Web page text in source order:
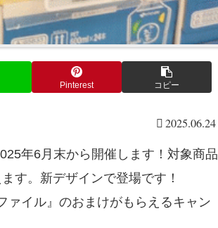
Pinterest コピー
2025.06.24
年6月末から開催します！対象商品
す。新デザインで登場です！
ァイル』のおまけがもらえるキャン